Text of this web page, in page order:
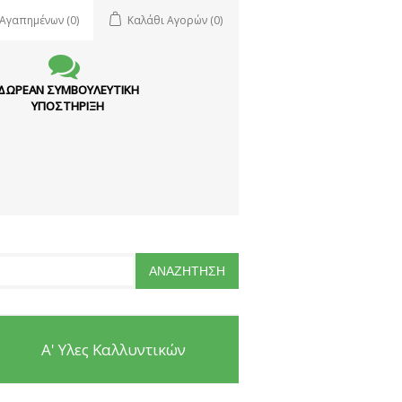
(0) Καλάθι Αγορών (0)
ΣΥΜΒΟΥΛΕΥΤΙΚΗ
ΥΠΟΣΤΗΡΙΞΗ
Α' Υλες Καλλυντικών